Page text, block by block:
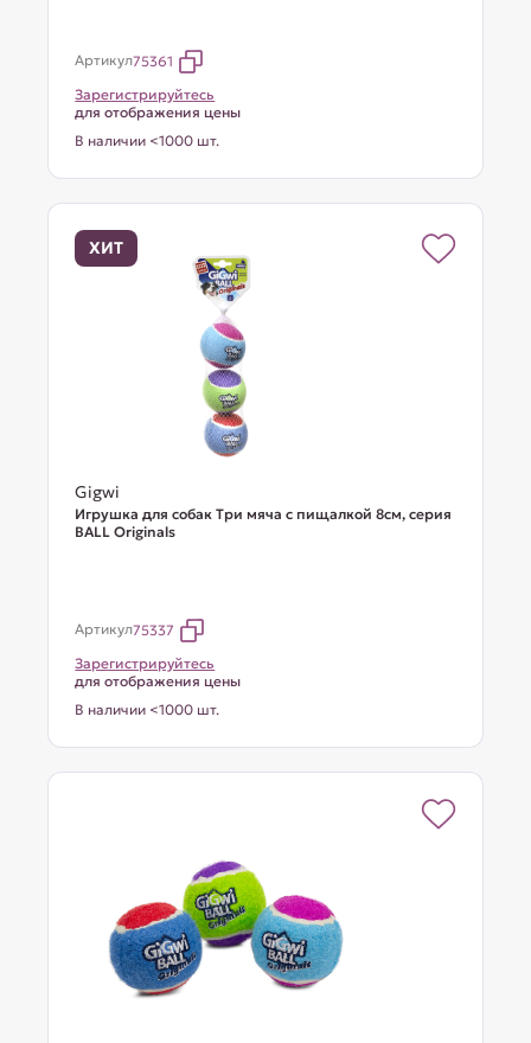
Артикул75361
Зарегистрируйтесь
для отображения цены
В наличии <1000 шт.
ХИТ
Gigwi
Игрушка для собак Три мяча с пищалкой 8см, серия
BALL Originals
Артикул75337
Зарегистрируйтесь
для отображения цены
В наличии <1000 шт.